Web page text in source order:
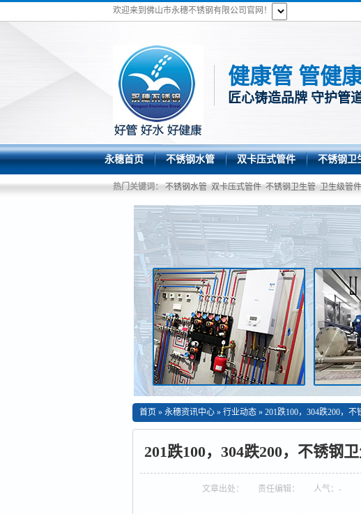
欢迎来到佛山市永穗不锈钢有限公司官网！
健康管 管健
匠心铸造品牌 守护管
永穗首页 不锈钢水管 双卡压式管件 不锈钢卫
热门关键词： 不锈钢水管 双卡压式管件 不锈钢卫生管 卫生级管件
首页 » 永穗资讯中心» 行业动态» 201跌100，304跌200，
201跌100，304跌200，不锈
文章出处： 责任编辑： 人气： -